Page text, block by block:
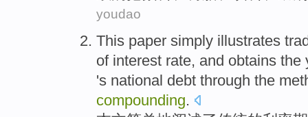
youdao
This paper simply illustrates
of interest rate, and obtains the
's national debt through the
compounding.